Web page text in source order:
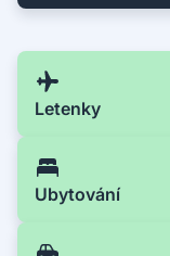
Letenky
Ubytování